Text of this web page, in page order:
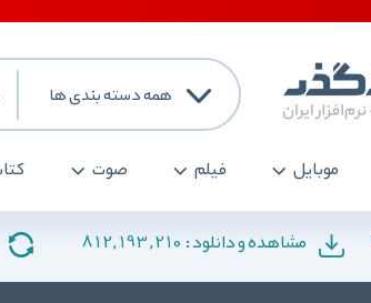
همه دسته بندی ها
موبایل فیلم صوت
مشاهده و دانلود : 812,193,210